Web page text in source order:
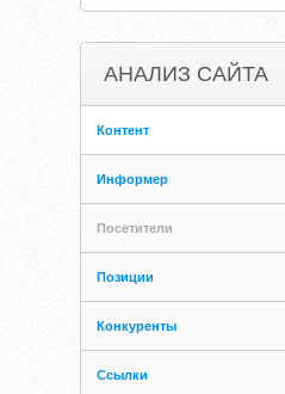
АНАЛИЗ САЙТА
Контент
Информер
Посетители
Позиции
Конкуренты
Ссылки